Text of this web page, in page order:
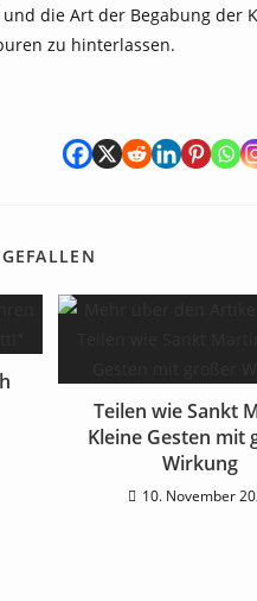
die Art der Begabung der
zu hinterlassen.
Teilen wie Sankt
Kleine Gesten mit
Wirkung
10. November